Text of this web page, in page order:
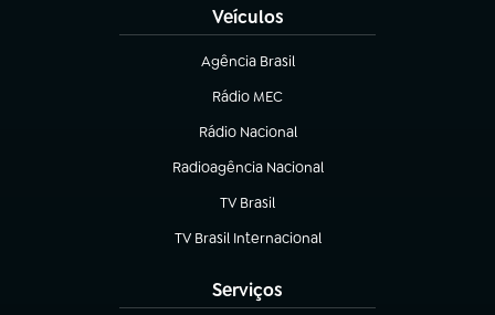
Veículos
Agência Brasil
(abre em nova aba)
Rádio MEC
(abre em nova aba)
Rádio Nacional
Radioagência Nacional
(abre em nova aba)
TV Brasil
(abre em nova aba)
TV Brasil Internacional
(abre em nova aba)
Serviços